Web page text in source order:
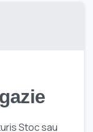
Stoc sau